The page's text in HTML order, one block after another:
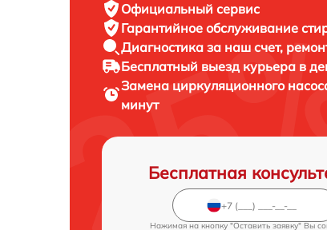
Официальный сервис
Гарантийное обслуживание
Диагностика за наш счет,
Бесплатный выезд курьера в
Замена циркуляционного
минут
Бесплатная
Нажимая на кнопку "Оставить заявку" Вы